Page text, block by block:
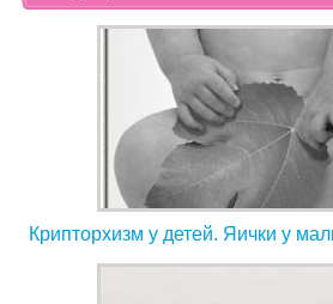
Крипторхизм у детей. Яички у